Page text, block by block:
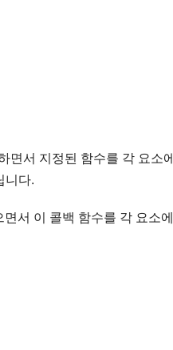
면서 지정된 함수를 각 요소
니다.
서 이 콜백 함수를 각 요소